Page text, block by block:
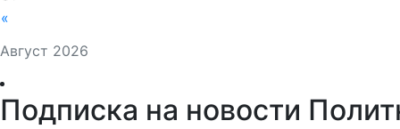
Август 2026
«
Подписка на новости